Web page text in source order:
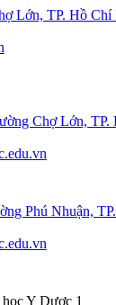
Lớn, TP. Hồ Chí
Chợ Lớn,
Phú Nhuận,
Y Dược 1